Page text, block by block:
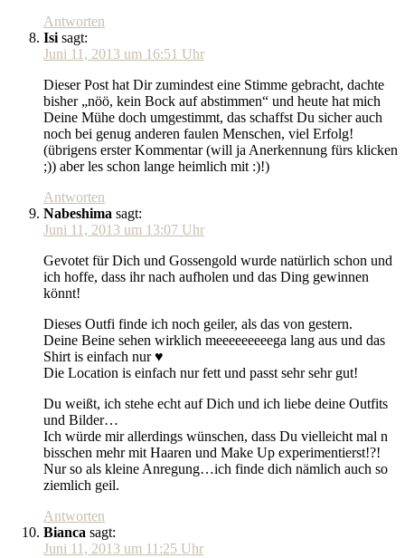
Antworten
Isi sagt:
Juni 11, 2013 um 16:51 Uhr
Dieser Post hat Dir zumindest eine Stimme gebracht, dachte
bisher „nöö, kein Bock auf abstimmen“ und heute hat mich
Deine Mühe doch umgestimmt, das schaffst Du sicher auch
noch bei genug anderen faulen Menschen, viel Erfolg!
(übrigens erster Kommentar (will ja Anerkennung fürs klicken
;)) aber les schon lange heimlich mit :)!)
Antworten
Nabeshima sagt:
Juni 11, 2013 um 13:07 Uhr
Gevotet für Dich und Gossengold wurde natürlich schon und
ich hoffe, dass ihr nach aufholen und das Ding gewinnen
könnt!
Dieses Outfi finde ich noch geiler, als das von gestern.
Deine Beine sehen wirklich meeeeeeeeega lang aus und das
Shirt is einfach nur ♥
Die Location is einfach nur fett und passt sehr sehr gut!
Du weißt, ich stehe echt auf Dich und ich liebe deine Outfits
und Bilder…
Ich würde mir allerdings wünschen, dass Du vielleicht mal n
bisschen mehr mit Haaren und Make Up experimentierst!?!
Nur so als kleine Anregung…ich finde dich nämlich auch so
ziemlich geil.
Antworten
Bianca sagt:
Juni 11, 2013 um 11:25 Uhr